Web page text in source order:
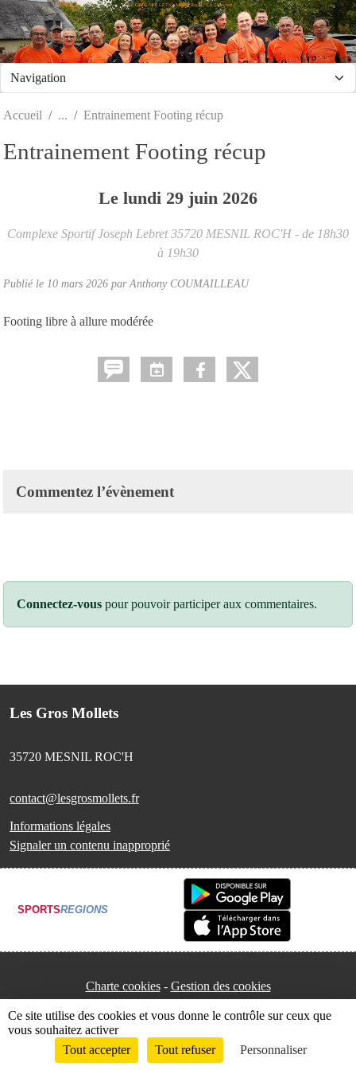
LES GROS MOLLETS - Mesnil Roc'h / Le Tronchet
Accueil Entrainement Footing récup
Entrainement Footing récup
Le lundi 29 juin 2026
Complexe Sportif Joseph Lebret 35720 MESNIL ROC'H - de 18h30
à 19h30
Publié le 10 mars 2026 parAnthony COUMAILLEAU
Footing libre à allure modérée
Commentez l’évènement
Connectez-vous pour pouvoir participer aux commentaires.
Les Gros Mollets
35720 MESNIL ROC'H
contact@lesgrosmollets.fr
Informations légales
Signaler un contenu inapproprié
SPORTSREGIONS
Charte cookies Gestion des cookies
Envie de participer ? Connexion
Panneau de gestion des cookies
Ce site utilise des cookies et vous donne le contrôle sur ceux que
vous souhaitez activer
Tout accepter
Tout refuser Personnaliser